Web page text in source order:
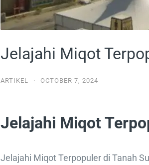
Jelajahi Miqot
ARTIKEL · OCTOBER 7, 2024
Jelajahi Miqot
Jelajahi Miqot Terpopuler di Tanah